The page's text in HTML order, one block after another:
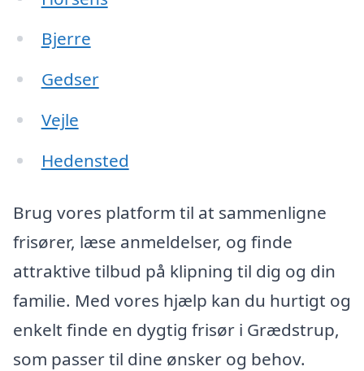
Bjerre
Gedser
Vejle
Hedensted
Brug vores platform til at sammenligne
frisører, læse anmeldelser, og finde
attraktive tilbud på klipning til dig og din
familie. Med vores hjælp kan du hurtigt og
enkelt finde en dygtig frisør i Grædstrup,
som passer til dine ønsker og behov.